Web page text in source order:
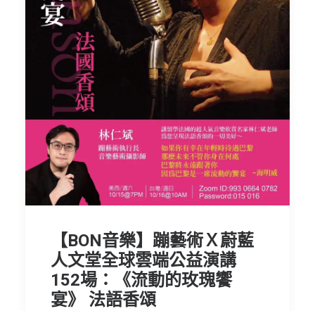
BON旅行
節慶長笛樂團
關於我們
會員專區
SEARCH
【BON音樂】蹦藝術Ｘ蔚藍
人文堂全球雲端公益演講
152場：《流動的玫瑰饗
宴》 法語香頌